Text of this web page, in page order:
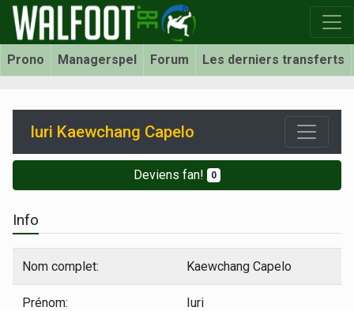
Prono Managerspel Forum Les derniers transferts
Iuri Kaewchang Capelo
Deviens fan! 0
Info
Nom complet: Kaewchang Capelo
Prénom: Iuri